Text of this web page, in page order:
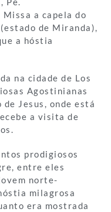
a capela do
de Miranda),
a hóstia
na cidade de Los
Agostinianas
Jesus, onde está
a visita de
prodigiosos
entre eles
norte-
milagrosa
era mostrada